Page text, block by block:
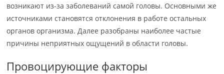
возникают из-за заболеваний самой головы. Основными же
источниками становятся отклонения в работе остальных
органов организма. Далее разобраны наиболее частые
причины неприятных ощущений в области головы.
Провоцирующие факторы